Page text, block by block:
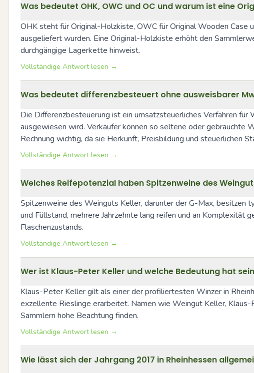
Was bedeutet OHK, OWC und OC und warum ist eine
OHK steht für Original-Holzkiste, OWC für Original Wooden Case
ausgeliefert wurden. Eine Original-Holzkiste erhöht den
durchgängige Lagerkette hinweist.
Vollständige Antwort lesen →
Was bedeutet differenzbesteuert ohne ausweisbarer
Die Differenzbesteuerung ist ein umsatzsteuerliches Verfahren
ausgewiesen wird. Verkäufer können so seltene oder gebrauchte
Rechnung wichtig, da sie Herkunft, Preisbildung und steuerlichen
Vollständige Antwort lesen →
Welches Reifepotenzial haben Spitzenweine des
Spitzenweine des Weinguts Keller, darunter der G-Max, besitzen
und Füllstand, mehrere Jahrzehnte lang reifen und an
Flaschenzustands.
Vollständige Antwort lesen →
Wer ist Klaus-Peter Keller und welche Bedeutung hat
Klaus-Peter Keller gilt als einer der profiliertesten Winzer in
exzellente Rieslinge erarbeitet. Namen wie Weingut Keller,
Sammlern hohe Beachtung finden.
Vollständige Antwort lesen →
Wie lässt sich der Jahrgang 2017 in Rheinhessen